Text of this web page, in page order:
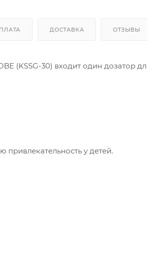
ДОСТАВКА ОТЗЫВЫ
(KSSG-30) входит один дозатор
у детей.